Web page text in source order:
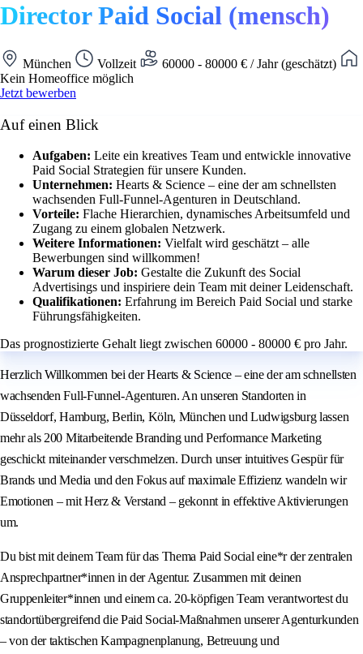
Director Paid Social (mensch)
München Vollzeit
60000 - 80000 € / Jahr (geschätzt)
Kein Homeoffice möglich
Jetzt bewerben
Auf einen Blick
Aufgaben: Leite ein kreatives Team und entwickle innovative
Paid Social Strategien für unsere Kunden.
Unternehmen: Hearts & Science – eine der am schnellsten
wachsenden Full-Funnel-Agenturen in Deutschland.
Vorteile: Flache Hierarchien, dynamisches Arbeitsumfeld und
Zugang zu einem globalen Netzwerk.
Weitere Informationen: Vielfalt wird geschätzt – alle
Bewerbungen sind willkommen!
Warum dieser Job: Gestalte die Zukunft des Social
Advertisings und inspiriere dein Team mit deiner Leidenschaft.
Qualifikationen: Erfahrung im Bereich Paid Social und starke
Führungsfähigkeiten.
Das prognostizierte Gehalt liegt zwischen 60000 - 80000 € pro Jahr.
Herzlich Willkommen bei der Hearts & Science – eine der am schnellsten
wachsenden Full-Funnel-Agenturen. An unseren Standorten in
Düsseldorf, Hamburg, Berlin, Köln, München und Ludwigsburg lassen
mehr als 200 Mitarbeitende Branding und Performance Marketing
geschickt miteinander verschmelzen. Durch unser intuitives Gespür für
Brands und Media und den Fokus auf maximale Effizienz wandeln wir
Emotionen – mit Herz & Verstand – gekonnt in effektive Aktivierungen
um.
Du bist mit deinem Team für das Thema Paid Social eine*r der zentralen
Ansprechpartner*innen in der Agentur. Zusammen mit deinen
Gruppenleiter*innen und einem ca. 20-köpfigen Team verantwortest du
standortübergreifend die Paid Social-Maßnahmen unserer Agenturkunden
– von der taktischen Kampagnenplanung, Betreuung und